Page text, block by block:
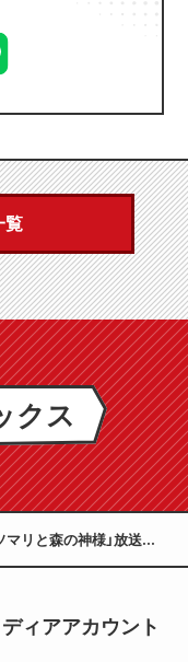
覧
クス
マリと森の神様」放送日
ィアアカウント